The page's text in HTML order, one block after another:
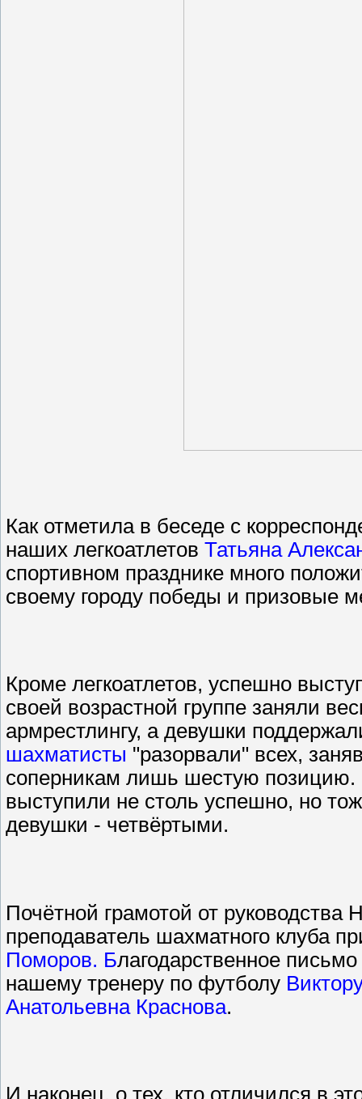
Как отметила в беседе с
наших легкоатлетов Татьяна
спортивном празднике много
своему городу победы и призовые
Кроме легкоатлетов, успешно
своей возрастной группе заняли
армрестлингу, а девушки
шахматисты "разорвали" всех,
соперникам лишь шестую позицию.
выступили не столь успешно, но
девушки - четвёртыми.
Почётной грамотой от руководства
преподаватель шахматного клуба
Поморов. Благодарственное
нашему тренеру по футболу
Анатольевна Краснова.
И наконец, о тех, кто отличился в